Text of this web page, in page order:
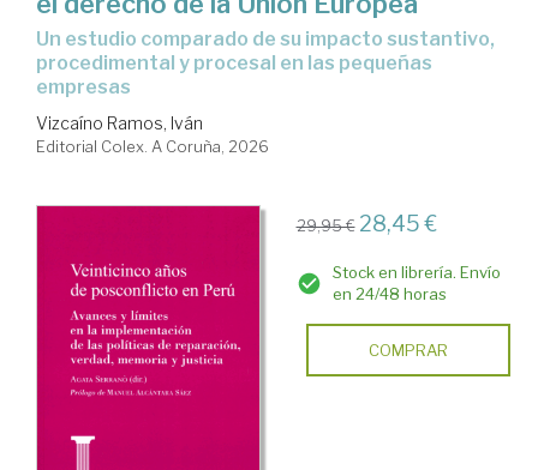
Un estudio comparado de su impacto sustantivo,
procedimental y procesal en las pequeñas
empresas
Vizcaíno Ramos, Iván
Editorial Colex. A Coruña, 2026
29,95 € 28,45 €
Stock en librería. Envío
en 24/48 horas
COMPRAR